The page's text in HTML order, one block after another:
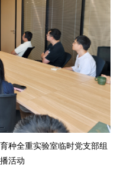
种全重实验室临时党支部组
活动